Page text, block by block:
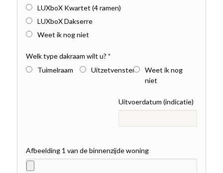
LUXboX Kwartet (4 ramen)
LUXboX Dakserre
Weet ik nog niet
Welk type dakraam wilt u?*
Tuimelraam Uitzetvenster
Weet ik nog
niet
Uitvoerdatum (indicatie)
Afbeelding 1 van de binnenzijde woning